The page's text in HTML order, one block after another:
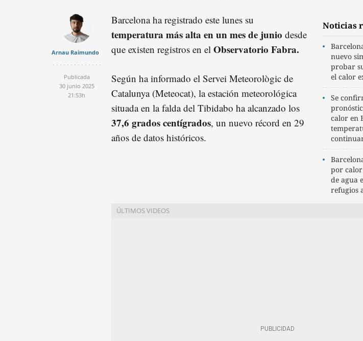
Arnau Raimundo
Publicada
30 junio 2025
21:53h
Noticias
nuevo
probar
el calor
Se
calor en
por
de agua
refugios
Barcelona ha registrado este lunes su
temperatura más alta en un mes de junio desde
que existen registros en el Observatorio Fabra.
Según ha informado el Servei Meteorològic de
Catalunya (Meteocat), la estación meteorológica
situada en la falda del Tibidabo ha alcanzado los
37,6 grados centígrados, un nuevo récord en 29
años de datos históricos.